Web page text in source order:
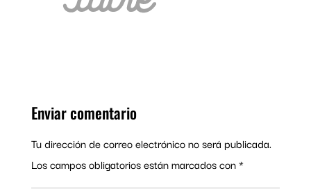
Enviar comentario
Tu dirección de correo electrónico no será publicada.
Los campos obligatorios están marcados con*